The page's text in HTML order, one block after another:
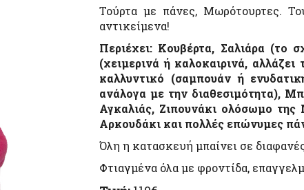
Τούρτα με πάνες, Μωρότουρτες.
αντικείμενα!
Περιέχει: Κουβέρτα, Σαλιάρα (το
(χειμερινά ή καλοκαιρινά,
καλλυντικό (σαμπουάν ή
ανάλογα με την διαθεσιμότητα),
Αγκαλιάς, Ζιπουνάκι ολόσωμο
Αρκουδάκι και πολλές επώνυμες
Όλη η κατασκευή μπαίνει σε
Φτιαγμένα όλα με φροντίδα,